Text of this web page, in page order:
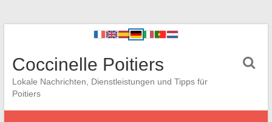
Coccinelle Poitiers
Lokale Nachrichten, Dienstleistungen und Tipps für
Poitiers